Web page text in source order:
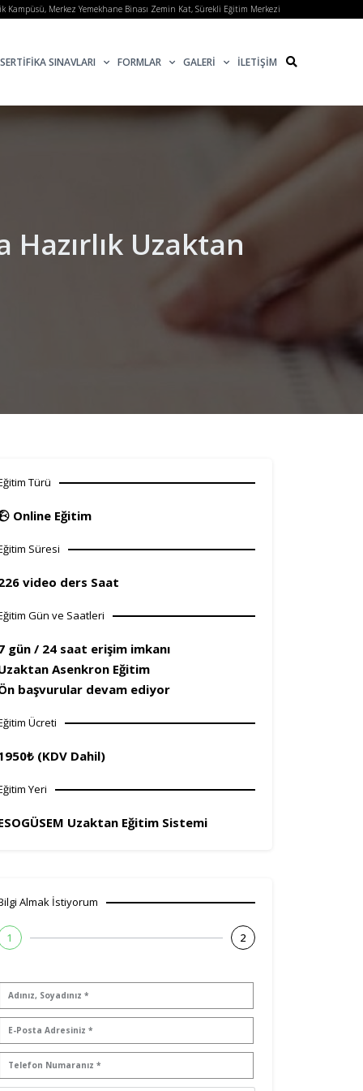
Kampüsü, Merkez Yemekhane Binası Zemin Kat, Sürekli Eğitim Merkezi
SERTİFİKA SINAVLARI FORMLAR GALERİ İLETİŞİM
Hazırlık Uzaktan
Türü
Online Eğitim
Süresi
video ders Saat
Gün ve Saatleri
gün / 24 saat erişim imkanı
Asenkron Eğitim
başvurular devam ediyor
Ücreti
(KDV Dahil)
Yeri
Uzaktan Eğitim Sistemi
Almak İstiyorum
1 2